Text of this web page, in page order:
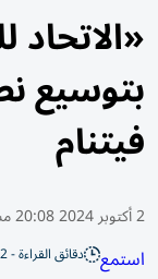
بتوسيع
فيتنام
2 أكتوبر 2024 20:08 مساء
استمع دقائق القراءة - 2